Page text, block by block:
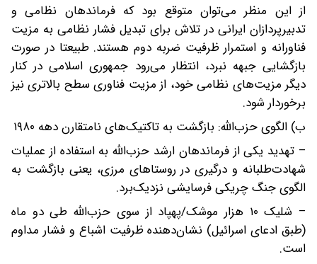
از این منظر می‌توان متوقع بود که فرماندهان نظامی و
تدبیرپردازان ایرانی در تلاش برای تبدیل فشار نظامی به مزیت
فناورانه و استمرار ظرفیت ضربه دوم هستند. طبیعتا در صورت
بازگشایی جبهه نبرد، انتظار می‌رود جمهوری اسلامی در کنار
دیگر مزیت‌های نظامی خود، از مزیت فناوری سطح بالاتری نیز
برخوردار شود.
ب) الگوی حزب‌الله: بازگشت به تاکتیک‌های نامتقارن دهه ۱۹۸۰
– تهدید یکی از فرماندهان ارشد حزب‌الله به استفاده از عملیات
شهادت‌طلبانه و درگیری در روستاهای مرزی، یعنی بازگشت به
الگوی جنگ چریکی فرسایشی نزدیک‌برد.
– شلیک ۱۰ هزار موشک/پهپاد از سوی حزب‌الله طی دو ماه
(طبق ادعای اسرائیل) نشان‌دهنده ظرفیت اشباع و فشار مداوم
است.